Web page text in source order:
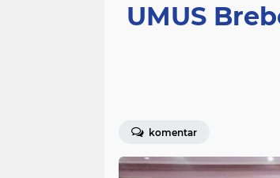
UMUS
komentar